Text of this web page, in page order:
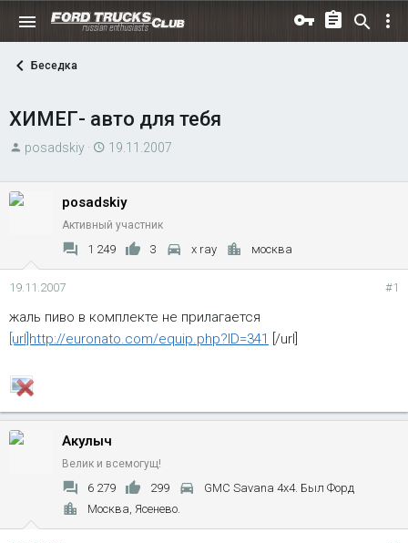
Беседка
ХИМЕГ- авто для тебя
А
т
е
м
posadskiy
Д
т
а
н
а
ч
19.11.2007
posadskiy
Активный участник
1 249 3 x ray москва
19.11.2007 #1
жаль пиво в комплекте не прилагается
[url]http://euronato.com/equip.php?ID=341 [/url]
Акулыч
Велик и всемогущ!
6 279 299
GMC Savana 4x4. Был Форд
Москва, Ясенево.